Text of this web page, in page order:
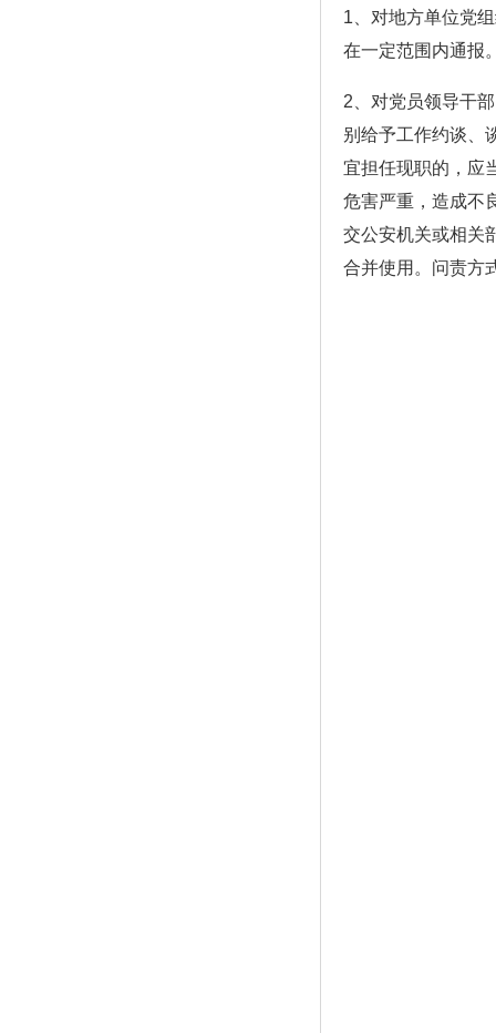
1、对地方单位党
在一定范围内通报
2、对党员领导干
别给予工作约谈、
宜担任现职的，应
危害严重，造成不
交公安机关或相关
合并使用。问责方